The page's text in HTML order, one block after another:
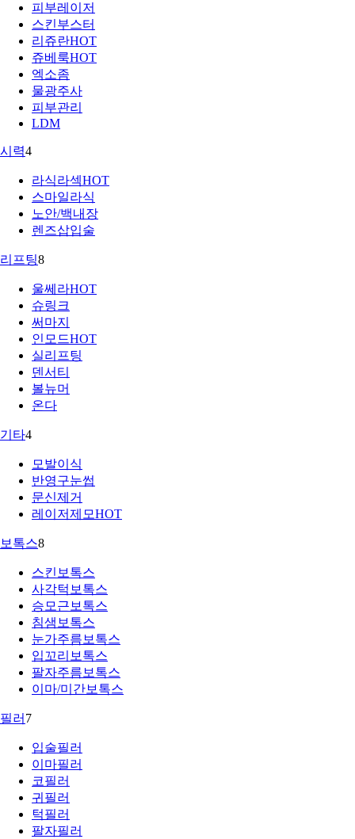
피부레이저
스킨부스터
리쥬란HOT
쥬베룩HOT
엑소좀
물광주사
피부관리
LDM
시력4
라식라섹HOT
스마일라식
노안/백내장
렌즈삽입술
리프팅8
울쎄라HOT
슈링크
써마지
인모드HOT
실리프팅
덴서티
볼뉴머
온다
기타4
모발이식
반영구눈썹
문신제거
레이저제모HOT
보톡스8
스킨보톡스
사각턱보톡스
승모근보톡스
침샘보톡스
눈가주름보톡스
입꼬리보톡스
팔자주름보톡스
이마/미간보톡스
필러 7
입술필러
이마필러
코필러
귀필러
턱필러
팔자필러